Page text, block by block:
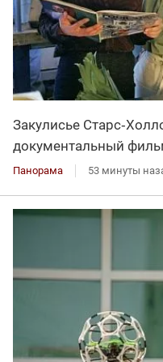
Закулисье
документальный
Панорама 53 минуты